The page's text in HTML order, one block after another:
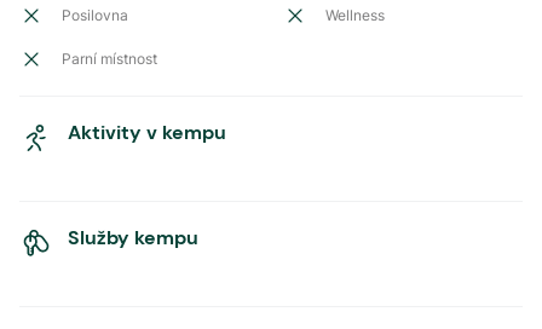
Posilovna Wellness
Parní místnost
Aktivity v kempu
Služby kempu